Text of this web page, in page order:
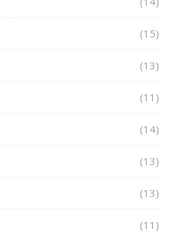
(15)
(13)
(11)
(14)
(13)
(13)
(11)